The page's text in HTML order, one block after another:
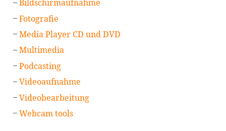
Bildschirmaufnahme
Fotografie
Media Player CD und DVD
Multimedia
Podcasting
Videoaufnahme
Videobearbeitung
Webcam tools